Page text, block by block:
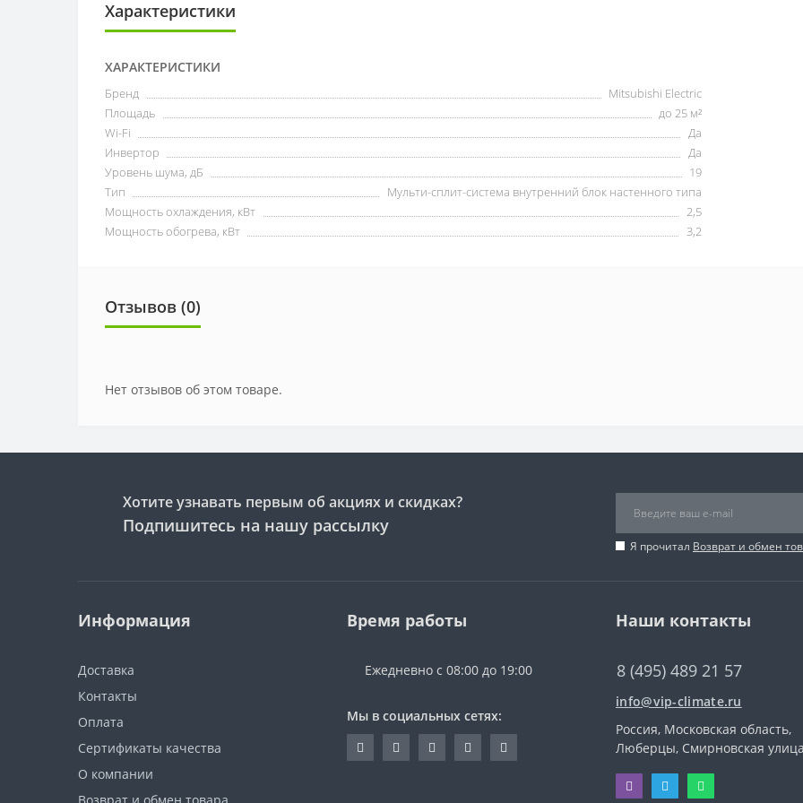
Характеристики
ХАРАКТЕРИСТИКИ
Бренд
Mitsubishi Electric
Площадь
до 25 м²
Wi-Fi
Да
Инвертор
Да
Уровень шума, дБ
19
Тип
Мульти-сплит-система внутренний блок настенного типа
Мощность охлаждения, кВт
2,5
Мощность обогрева, кВт
3,2
Отзывов (0)
Нет отзывов об этом товаре.
Хотите узнавать первым об акциях и скидках?
Подпишитесь на нашу рассылку
Я прочитал Возврат и обмен
Информация
Доставка
Контакты
Оплата
Сертификаты качества
О компании
Возврат и обмен товара
Время работы
Ежедневно с 08:00 до 19:00
Мы в социальных сетях:
Наши контакты
8 (495) 489 21 57
info@vip-climate.ru
Россия, Московская область,
Люберцы, Смирновская